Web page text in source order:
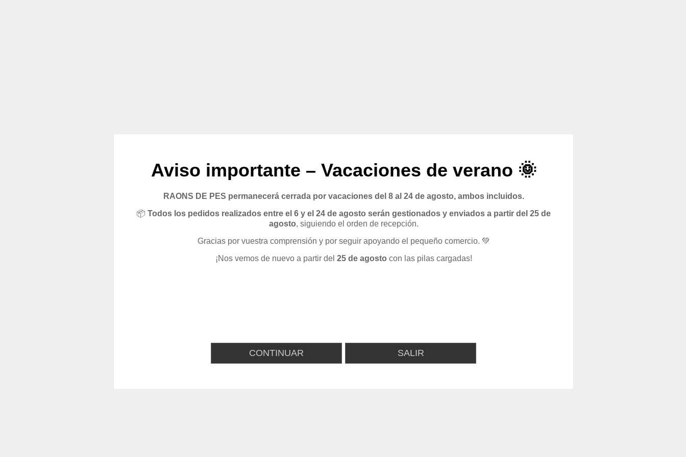
CONTINUAR SALIR
Aviso importante – Vacaciones de verano 🌞
RAONS DE PES permanecerá cerrada por vacaciones del 8 al 24 de agosto, ambos incluidos.
📦 Todos los pedidos realizados entre el 6 y el 24 de agosto serán gestionados y enviados a partir del 25 de
agosto, siguiendo el orden de recepción.
Gracias por vuestra comprensión y por seguir apoyando el pequeño comercio. 💚
¡Nos vemos de nuevo a partir del 25 de agosto con las pilas cargadas!